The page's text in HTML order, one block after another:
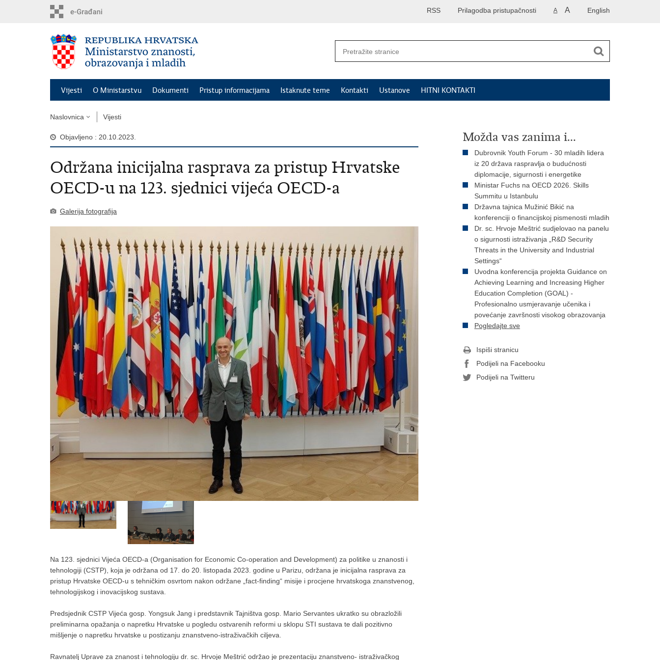
English
A A
Prilagodba pristupačnosti
RSS
Vijesti O Ministarstvu Dokumenti Pristup informacijama Istaknute teme Kontakti Ustanove HITNI KONTAKTI
Naslovnica Vijesti
Objavljeno : 20.10.2023.
Održana inicijalna rasprava za pristup Hrvatske
OECD-u na 123. sjednici vijeća OECD-a
Galerija fotografija
Na 123. sjednici Vijeća OECD-a (Organisation for Economic Co-operation and Development) za politike u znanosti i
tehnologiji (CSTP), koja je održana od 17. do 20. listopada 2023. godine u Parizu, održana je inicijalna rasprava za
pristup Hrvatske OECD-u s tehničkim osvrtom nakon održane „fact-finding“ misije i procjene hrvatskoga znanstvenog,
tehnologijskog i inovacijskog sustava.
Predsjednik CSTP Vijeća gosp. Yongsuk Jang i predstavnik Tajništva gosp. Mario Servantes ukratko su obrazložili
preliminarna opažanja o napretku Hrvatske u pogledu ostvarenih reformi u sklopu STI sustava te dali pozitivno
mišljenje o napretku hrvatske u postizanju znanstveno-istraživačkih ciljeva.
Ravnatelj Uprave za znanost i tehnologiju dr. sc. Hrvoje Meštrić održao je prezentaciju znanstveno- istraživačkog
Možda vas zanima i...
Dubrovnik Youth Forum - 30 mladih lidera
iz 20 država raspravlja o budućnosti
diplomacije, sigurnosti i energetike
Ministar Fuchs na OECD 2026. Skills
Summitu u Istanbulu
Državna tajnica Mužinić Bikić na
konferenciji o financijskoj pismenosti mladih
Dr. sc. Hrvoje Meštrić sudjelovao na panelu
o sigurnosti istraživanja „R&D Security
Threats in the University and Industrial
Settings“
Uvodna konferencija projekta Guidance on
Achieving Learning and Increasing Higher
Education Completion (GOAL) -
Profesionalno usmjeravanje učenika i
povećanje završnosti visokog obrazovanja
Pogledajte sve
Ispiši stranicu
Podijeli na Facebooku
Podijeli na Twitteru